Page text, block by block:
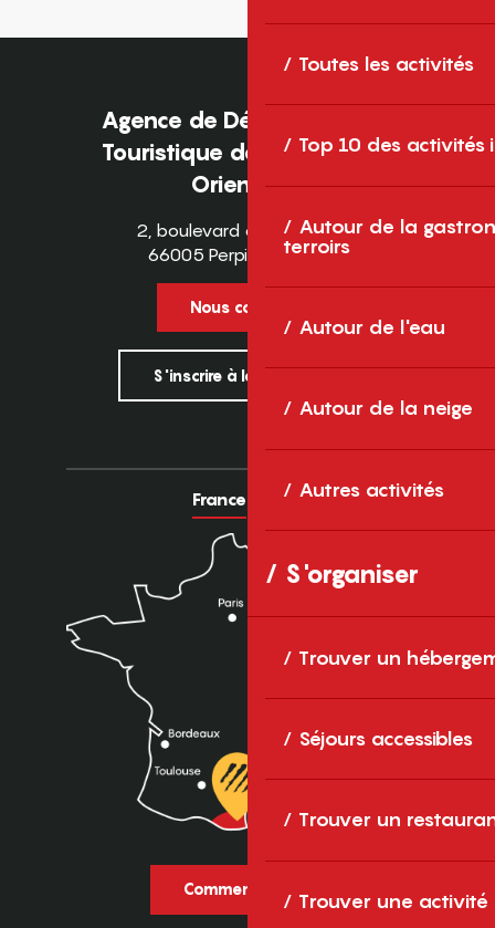
Toutes les activités
Top 10 des activités
Autour de la
terroirs
Autour de l'eau
Autour de la neige
Autres activités
S'organiser
Trouver un
Séjours accessibles
Trouver un
Trouver une activité
Agence de Développement
Touristique des Pyrénées-
Orientales
2, boulevard des Pyrénées
66005 Perpignan Cedex
Nous contacter
S'inscrire à la newsletter
France Europe
Comment venir ?